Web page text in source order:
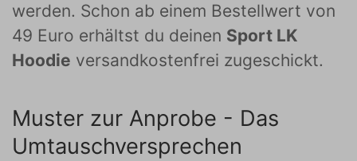
werden. Schon ab einem Bestellwert von
49 Euro erhältst du deinen Sport LK
Hoodie versandkostenfrei zugeschickt.
Muster zur Anprobe - Das
Umtauschversprechen